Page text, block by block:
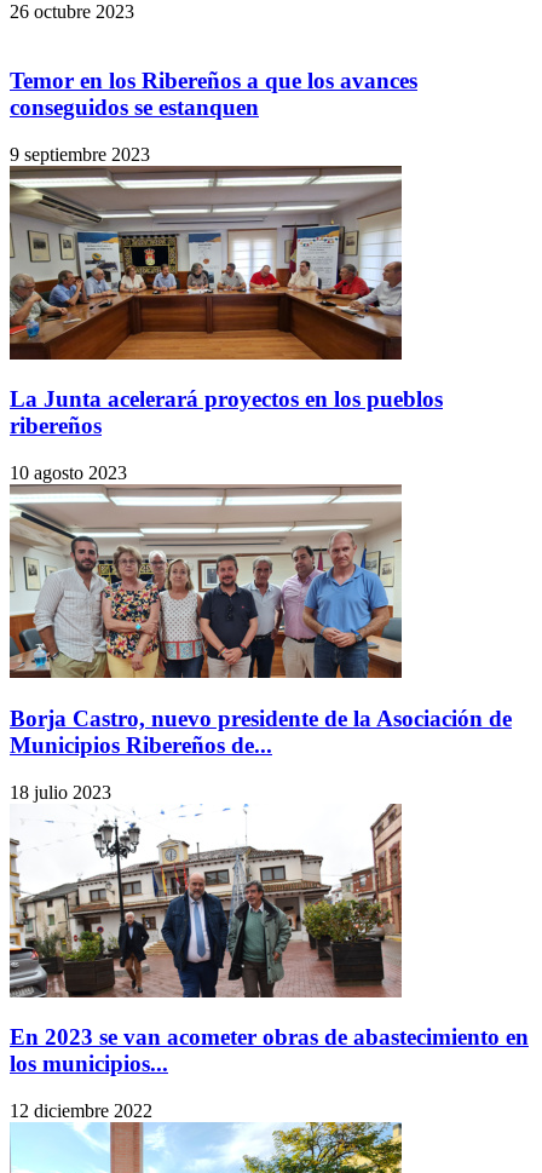
26 octubre 2023
Temor en los Ribereños a que los avances
conseguidos se estanquen
9 septiembre 2023
La Junta acelerará proyectos en los pueblos
ribereños
10 agosto 2023
Borja Castro, nuevo presidente de la Asociación de
Municipios Ribereños de...
18 julio 2023
En 2023 se van acometer obras de abastecimiento en
los municipios...
12 diciembre 2022